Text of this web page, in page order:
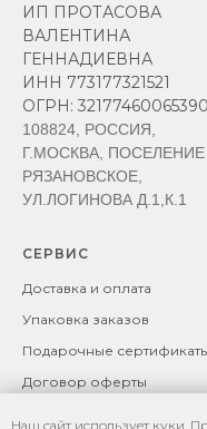
Наш сайт использует куки.
ИП ПРОТАСОВА
ВАЛЕНТИНА
ГЕННАДИЕВНА
ИНН 773177321521
ОГРН:
108824, РОССИЯ,
Г.МОСКВА, ПОСЕЛЕНИЕ
РЯЗАНОВСКОЕ,
УЛ.ЛОГИНОВА Д.1,К.1
СЕРВИС
Доставка и оплата
Упаковка заказов
Подарочные
Договор оферты